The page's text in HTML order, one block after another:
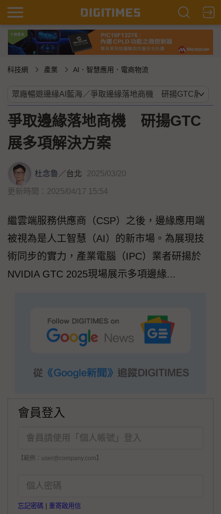
科技網 產業 AI．智慧應用．電商物流
爭取邊緣落地商機 研揚GTC
展多項解決方案
杜念魯／台北 2025/03/20
更新時間：2025/04/17 15:54
繼雲端服務供應商（CSP）之後，邊緣應用端
被視為是人工智慧（AI）的新市場。為展現技
術同步的實力，產業電腦（IPC）業者研揚於
NVIDIA GTC 2025現場展示多項邊緣...
會員登入
【範例：user@company.com】
忘記密碼 重寄啟用信